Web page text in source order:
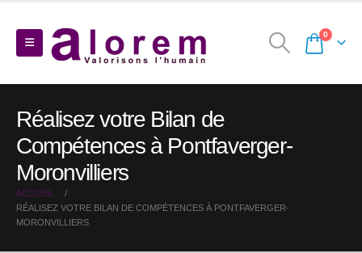
0
Réalisez votre Bilan de
Compétences à Pontfaverger-
Moronvilliers
ACCUEIL
RÉALISEZ VOTRE BILAN DE COMPÉTENCES À PONTFAVERGER-
MORONVILLIERS